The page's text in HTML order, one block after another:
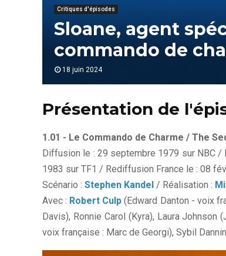
Critiques d'épisodes
Sloane, agent
commando de
18 juin 2024
Présentation de
1.01 - Le Commando de Charme / The
Diffusion le : 29 septembre 1979 sur NBC
1983 sur TF1 / Rediffusion France le : 08
Scénario : Stephen Kandel / Réalisation :
Avec : Robert Culp (Edward Danton - voix
Davis), Ronnie Carol (Kyra), Laura Johnson
voix française : Marc de Georgi), Sybil